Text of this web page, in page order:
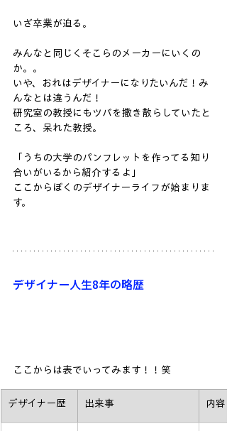
いざ卒業が迫る。
みんなと同じくそこらのメーカーにいくの
か。。
いや、おれはデザイナーになりたいんだ！み
んなとは違うんだ！
研究室の教授にもツバを撒き散らしていたと
ころ、呆れた教授。
「うちの大学のパンフレットを作ってる知り
合いがいるから紹介するよ」
ここからぼくのデザイナーライフが始まりま
す。
デザイナー人生8年の略歴
ここからは表でいってみます！！笑
デザイナー歴 出来事 内容